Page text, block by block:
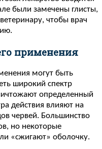
были замечены глисты,
чтобы врач
применения
могут быть
широкий спектр
определенный
действия влияют на
червей. Большинство
но некоторые
«сжигают» оболочку.